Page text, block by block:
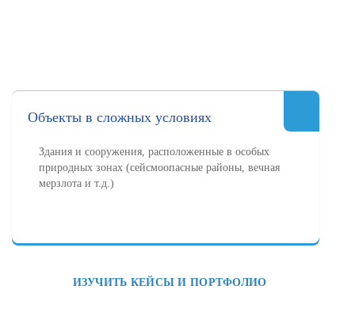
Объекты в сложных условиях
Здания и сооружения, расположенные в особых
природных зонах (сейсмоопасные районы, вечная
мерзлота и т.д.)
ИЗУЧИТЬ КЕЙСЫ И ПОРТФОЛИО